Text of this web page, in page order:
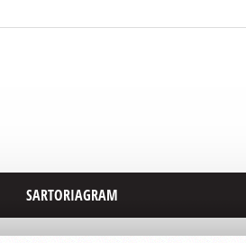
SARTORIAGRAM